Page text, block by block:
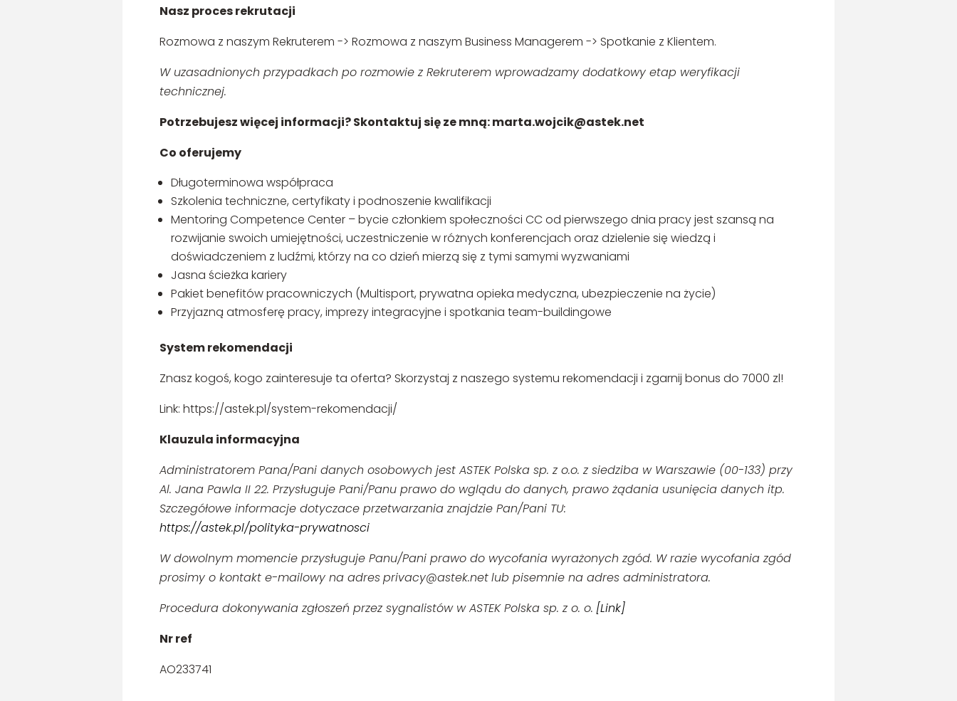
Nasz proces rekrutacji
Rozmowa z naszym Rekruterem -> Rozmowa z naszym Business Managerem -> Spotkanie z Klientem.
W uzasadnionych przypadkach po rozmowie z Rekruterem wprowadzamy dodatkowy etap weryfikacji
technicznej.
Potrzebujesz więcej informacji? Skontaktuj się ze mną: marta.wojcik@astek.net
Co oferujemy
Długoterminowa współpraca
Szkolenia techniczne, certyfikaty i podnoszenie kwalifikacji
Mentoring Competence Center – bycie członkiem społeczności CC od pierwszego dnia pracy jest szansą na
rozwijanie swoich umiejętności, uczestniczenie w różnych konferencjach oraz dzielenie się wiedzą i
doświadczeniem z ludźmi, którzy na co dzień mierzą się z tymi samymi wyzwaniami
Jasna ścieżka kariery
Pakiet benefitów pracowniczych (Multisport, prywatna opieka medyczna, ubezpieczenie na życie)
Przyjazną atmosferę pracy, imprezy integracyjne i spotkania team-buildingowe
System rekomendacji
Znasz kogoś, kogo zainteresuje ta oferta? Skorzystaj z naszego systemu rekomendacji i zgarnij bonus do 7000 zl!
Link: https://astek.pl/system-rekomendacji/
Klauzula informacyjna
Administratorem Pana/Pani danych osobowych jest ASTEK Polska sp. z o.o. z siedziba w Warszawie (00-133) przy
Al. Jana Pawla II 22. Przysługuje Pani/Panu prawo do wglądu do danych, prawo żądania usunięcia danych itp.
Szczegółowe informacje dotyczace przetwarzania znajdzie Pan/Pani TU:
https://astek.pl/polityka-prywatnosci
W dowolnym momencie przysługuje Panu/Pani prawo do wycofania wyrażonych zgód. W razie wycofania zgód
prosimy o kontakt e-mailowy na adresprivacy@astek.netlub pisemnie na adres administratora.
Procedura dokonywania zgłoszeń przez sygnalistów w ASTEK Polska sp. z o. o. [Link]
Nr ref
AO233741